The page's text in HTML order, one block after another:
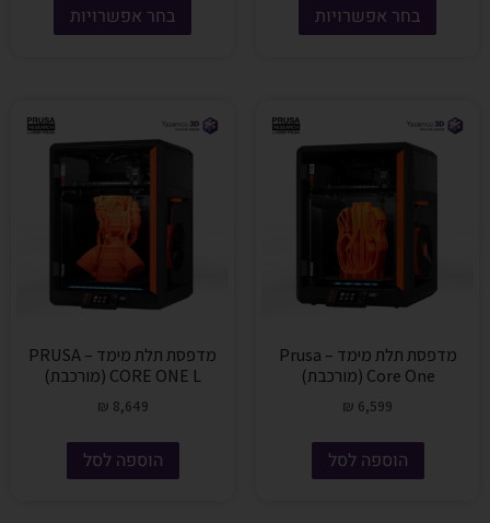
בחר אפשרויות בחר אפשרויות
מדפסת תלת מימד – Prusa
Core One (מורכבת)
₪ 6,599
הוספה לסל
מדפסת תלת מימד – PRUSA
CORE ONE L (מורכבת)
₪ 8,649
הוספה לסל